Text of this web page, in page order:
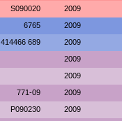
S090020 2009
6765 2009
414466 689 2009
2009
2009
771-09 2009
P090230 2009